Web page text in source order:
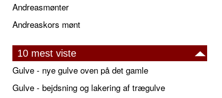
Andreasmønter
Andreaskors mønt
10 mest viste
Gulve - nye gulve oven på det gamle
Gulve - bejdsning og lakering af trægulve